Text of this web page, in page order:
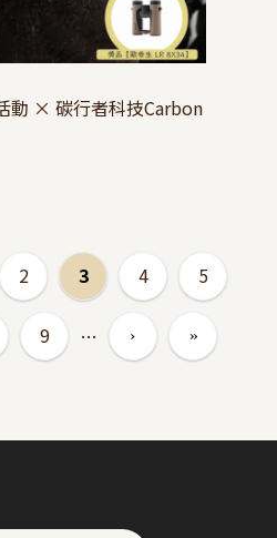
動 × 碳行者科技Carbon
2 3 4 5
9 …